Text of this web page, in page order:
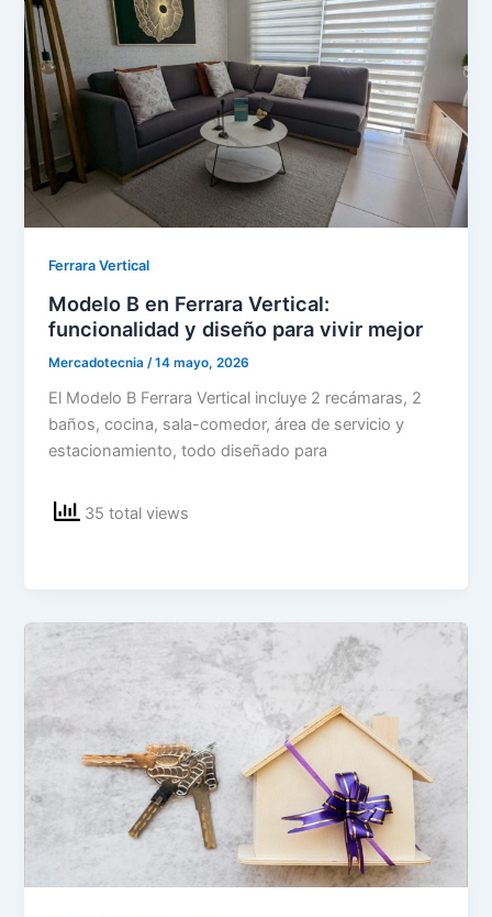
Ferrara Vertical
Modelo B en Ferrara Vertical:
funcionalidad y diseño para vivir mejor
Mercadotecnia /14 mayo, 2026
El Modelo B Ferrara Vertical incluye 2 recámaras, 2
baños, cocina, sala-comedor, área de servicio y
estacionamiento, todo diseñado para
35 total views